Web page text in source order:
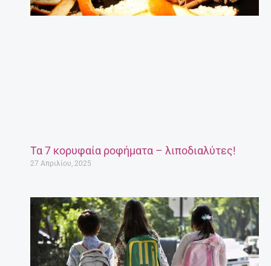
Τα 7 κορυφαία ροφήματα – λιποδιαλύτες!
27 Απριλίου, 2025